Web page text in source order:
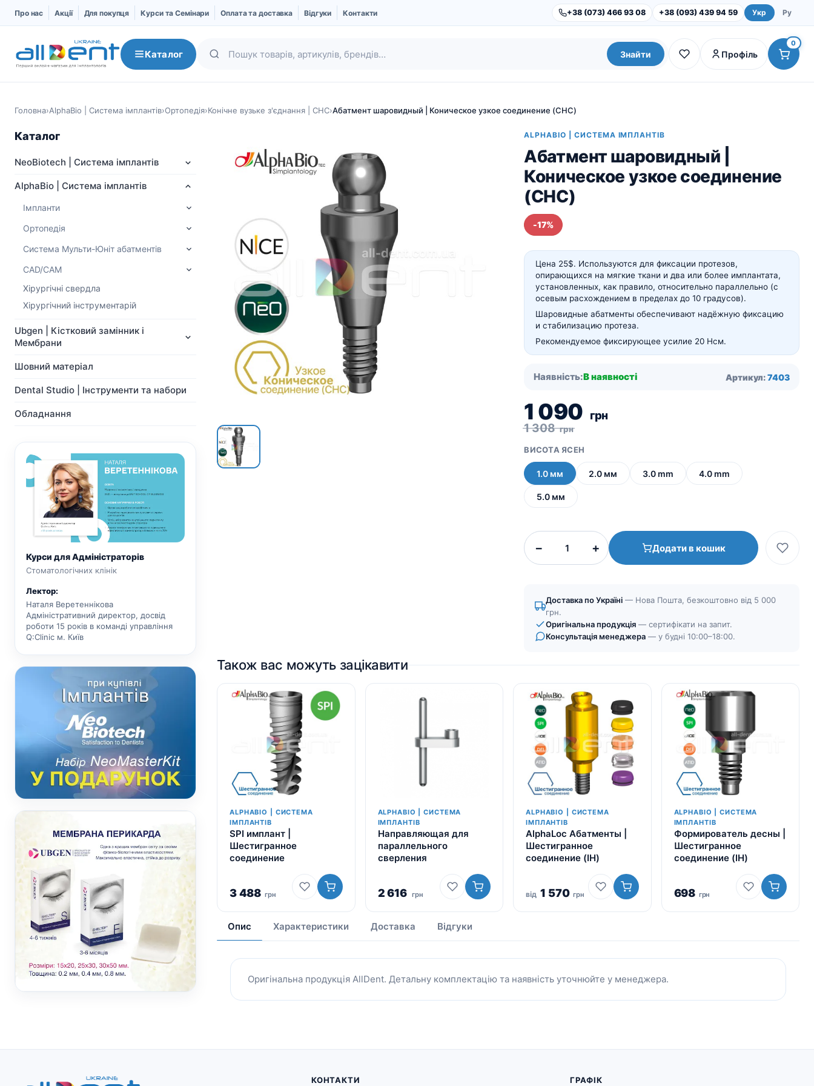
Про нас Акції Для покупця Курси та Семінари Оплата та доставка Відгуки Контакти +38 (073) 466 93 08 +38 (093) 439 94 59 Укр Ру
Каталог
NeoBiotech | Система
NeoBiotech
Імпланти
Ортопедія
абатментів
CAD/CAM
AlphaBio | Система
Система Мульти-Юніт
Ubgen | Кістковий
замінник і Мембрани
Про компанію UBGEN
Для пацієнтів
Кістковий матеріал RE-
Мембрани SHELTER
Dental Studio |
Знайти Профіль
0
Головна›AlphaBio | Система імплантів›Ортопедія›Конічне вузьке з'єднання | CHC›Абатмент шаровидный | Коническое узкое соединение (CHC)
Каталог
NeoBiotech | Система імплантів
AlphaBio | Система імплантів
Імпланти
Ортопедія
Система Мульти-Юніт абатментів
CAD/CAM
Хірургічні свердла
Хірургічний інструментарій
Ubgen | Кістковий замінник і
Мембрани
Шовний матеріал
Dental Studio | Інструменти та набори
Обладнання
Курси для Адміністраторів
Стоматологічних клінік
Лектор:
Наталя Веретеннікова
Адміністративний директор, досвід
роботи 15 років в команді управління
Q:Clinic м. Київ
ALPHABIO | СИСТЕМА ІМПЛАНТІВ
Абатмент шаровидный |
Коническое узкое соединение
(CHC)
-17%
Цена 25$. Используются для фиксации протезов,
опирающихся на мягкие ткани и два или более имплантата,
установленных, как правило, относительно параллельно (с
осевым расхождением в пределах до 10 градусов).
Шаровидные абатменты обеспечивают надёжную фиксацию
и стабилизацию протеза.
Рекомендуемое фиксирующее усилие 20 Нсм.
Наявність:В наявності Артикул:7403
1 090 грн
1 308грн
ВИСОТА ЯСЕН
1.0 мм 2.0 мм 3.0 mm 4.0 mm
5.0 мм
−
шаровидный
|
узкое
соединение
(CHC)
кількість
+ Додати в кошик
Доставка по Україні — Нова Пошта, безкоштовно від 5 000
грн.
Оригінальна продукція — сертифікати на запит.
Консультація менеджера — у будні 10:00–18:00.
Також вас можуть зацікавити
ALPHABIO | СИСТЕМА
ІМПЛАНТІВ
SPI имплант |
Шестигранное
соединение
3 488 грн
ALPHABIO | СИСТЕМА
ІМПЛАНТІВ
Направляющая для
параллельного
сверления
2 616 грн
ALPHABIO | СИСТЕМА
ІМПЛАНТІВ
AlphaLoc Абатменты |
Шестигранное
соединение (IH)
від 1 570 грн
ALPHABIO | СИСТЕМА
ІМПЛАНТІВ
Формирователь десны |
Шестигранное
соединение (IH)
698 грн
Опис Характеристики Доставка Відгуки
Оригінальна продукція AllDent. Детальну комплектацію та наявність уточнюйте у менеджера.
КОНТАКТИ ГРАФІК